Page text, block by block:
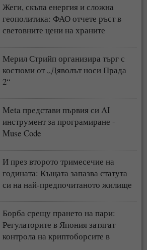
Жеги, скъпа енергия и сложна
геополитика: ФАО отчете ръст в
световните цени на храните
Мерил Стрийп организира търг с
костюми от „Дяволът носи Прада
2“
Meta представи първия си AI
инструмент за програмиране -
Muse Code
И през второто тримесечие на
годината: Къщата запазва статута
си на най-предпочитаното жилище
Борба срещу прането на пари:
Регулаторите в Япония затягат
контрола на криптоборсите в